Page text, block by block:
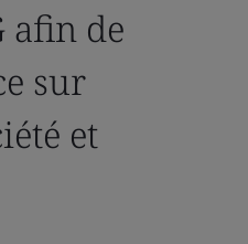
afin de
sur
et